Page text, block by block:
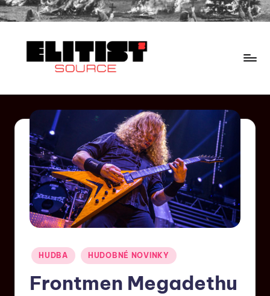
HUDBA HUDOBNÉ NOVINKY
Frontmen Megadethu